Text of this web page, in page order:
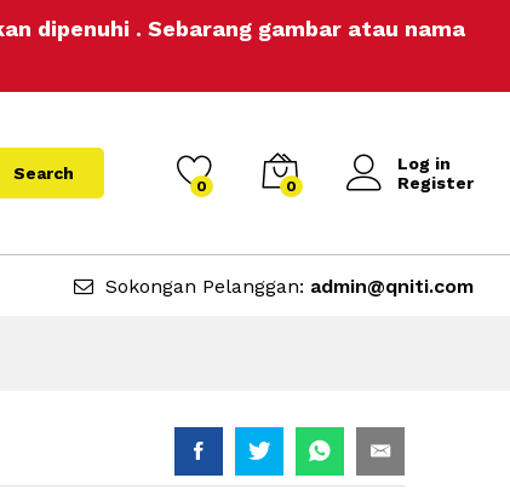
dipenuhi . Sebarang gambar atau nama
Search
0 0
Log in
Register
Sokongan Pelanggan: admin@qniti.com
Add to Cart